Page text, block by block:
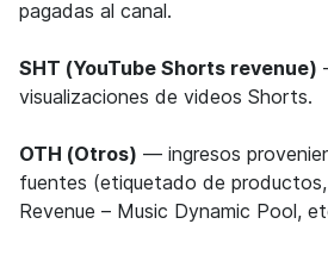
pagadas al canal.
SHT (YouTube Shorts revenue)
visualizaciones de videos Shorts.
OTH (Otros) — ingresos
fuentes (etiquetado de
Revenue – Music Dynamic Pool,